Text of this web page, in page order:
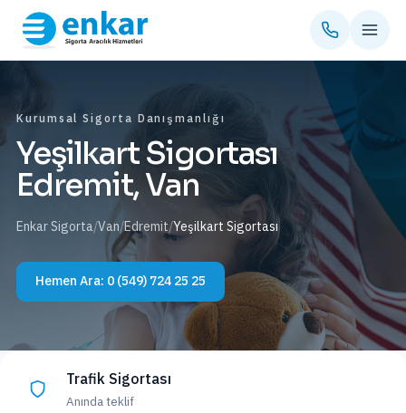
Kurumsal Sigorta Danışmanlığı
Yeşilkart Sigortası
Edremit, Van
Enkar Sigorta/Van/Edremit/Yeşilkart Sigortası
Hemen Ara: 0 (549) 724 25 25
Trafik Sigortası
Anında teklif